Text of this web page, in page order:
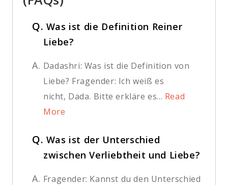
Q. Was ist die Definition Reiner
Liebe?
A. Dadashri: Was ist die Definition von
Liebe? Fragender: Ich weiß es
nicht, Dada. Bitte erkläre es... Read
More
Q. Was ist der Unterschied
zwischen Verliebtheit und Liebe?
A. Fragender: Kannst du den Unterschied